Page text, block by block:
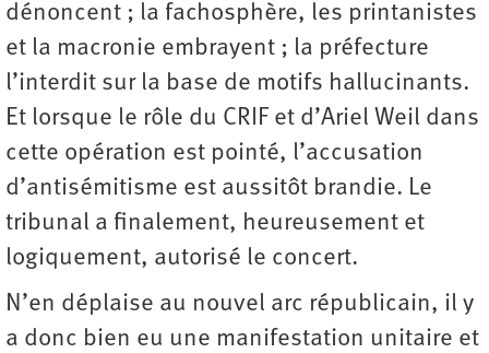
dénoncent ; la fachosphère, les printanistes
et la macronie embrayent ; la préfecture
l’interdit sur la base de motifs hallucinants.
Et lorsque le rôle du CRIF et d’Ariel Weil dans
cette opération est pointé, l’accusation
d’antisémitisme est aussitôt brandie. Le
tribunal a finalement, heureusement et
logiquement, autorisé le concert.
N’en déplaise au nouvel arc républicain, il y
a donc bien eu une manifestation unitaire et